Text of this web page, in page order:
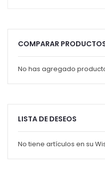
COMPARAR
No has agregado
LISTA DE DESEOS
No tiene artículos en su